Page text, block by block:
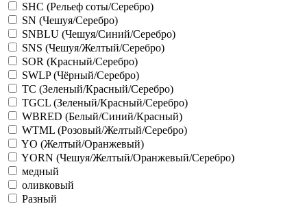
SHC (Рельеф соты/Серебро)
SN (Чешуя/Серебро)
SNBLU (Чешуя/Синий/Серебро)
SNS (Чешуя/Желтый/Серебро)
SOR (Красный/Серебро)
SWLP (Чёрный/Серебро)
TC (Зеленый/Красный/Серебро)
TGCL (Зеленый/Красный/Серебро)
WBRED (Белый/Синий/Красный)
WTML (Розовый/Желтый/Серебро)
YO (Желтый/Оранжевый)
YORN (Чешуя/Желтый/Оранжевый/Серебро)
медный
оливковый
Разный